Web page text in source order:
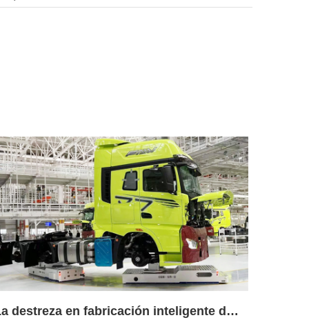
destreza en fabricación inteligente de